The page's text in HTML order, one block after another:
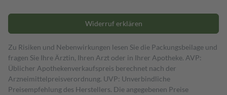
Widerruf erklären
Zu Risiken und Nebenwirkungen lesen Sie die Packungsbeilage und
fragen Sie Ihre Ärztin, Ihren Arzt oder in Ihrer Apotheke. AVP:
Üblicher Apothekenverkaufspreis berechnet nach der
Arzneimittelpreisverordnung. UVP: Unverbindliche
Preisempfehlung des Herstellers. Die angegebenen Preise